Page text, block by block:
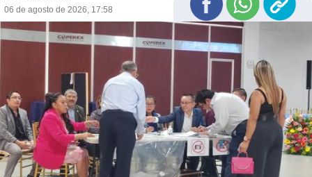
06 de agosto de 2026, 17:58